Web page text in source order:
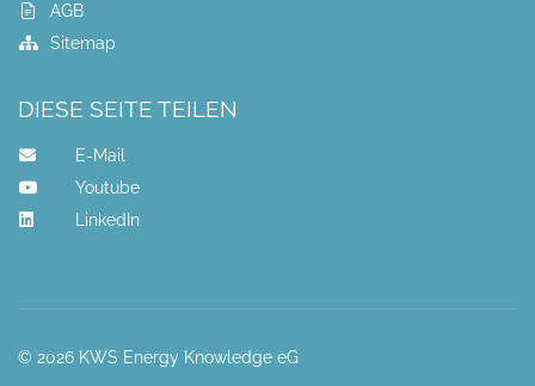
AGB
Sitemap
DIESE SEITE TEILEN
E-Mail
Youtube
LinkedIn
© 2026 KWS Energy Knowledge eG